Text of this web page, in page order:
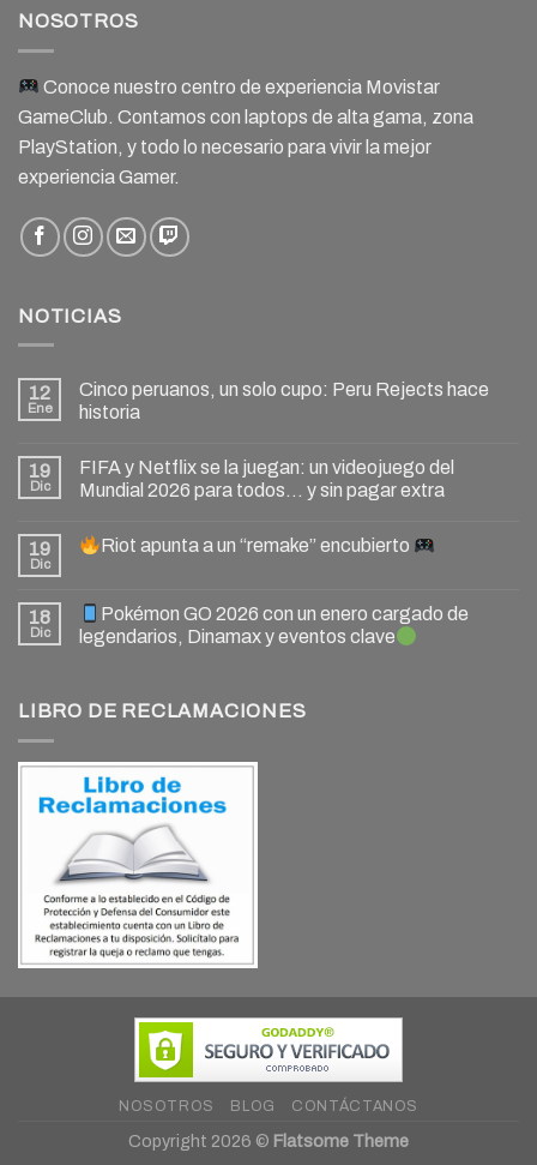
NOSOTROS
Conoce nuestro centro de experiencia Movistar
GameClub. Contamos con laptops de alta gama, zona
PlayStation, y todo lo necesario para vivir la mejor
experiencia Gamer.
NOTICIAS
12
Ene
Cinco peruanos, un solo cupo: Peru Rejects hace
historia
19
Dic
FIFA y Netflix se la juegan: un videojuego del
Mundial 2026 para todos… y sin pagar extra
19
Dic
Riot apunta a un “remake” encubierto
18
Dic
Pokémon GO 2026 con un enero cargado de
legendarios, Dinamax y eventos clave
LIBRO DE RECLAMACIONES
NOSOTROS BLOG CONTÁCTANOS
Copyright 2026 © Flatsome Theme